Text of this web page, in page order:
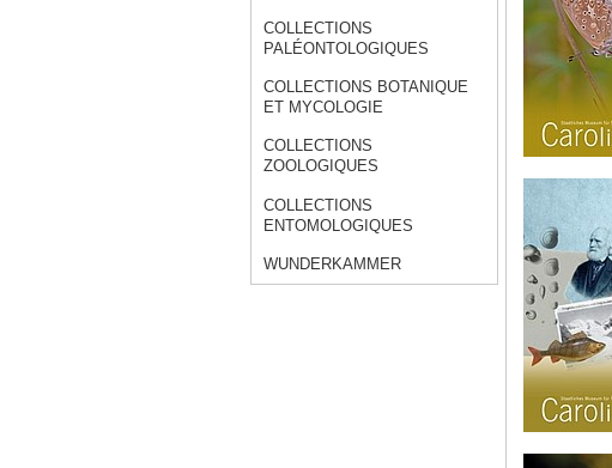
COLLECTIONS
PALÉONTOLOGIQUES
COLLECTIONS BOTANIQUE
ET MYCOLOGIE
COLLECTIONS
ZOOLOGIQUES
COLLECTIONS
ENTOMOLOGIQUES
WUNDERKAMMER